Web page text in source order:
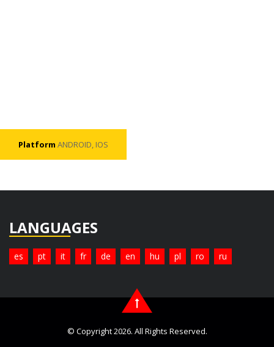
Platform ANDROID, IOS
LANGUAGES
es pt it fr de en hu pl ro ru
© Copyright 2026. All Rights Reserved.